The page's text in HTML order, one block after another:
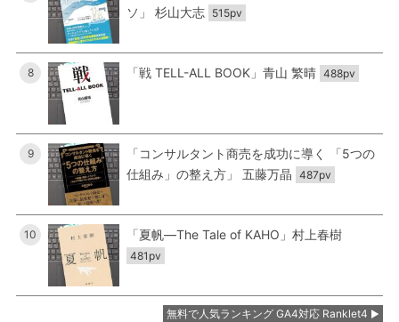
ソ」 杉山大志 515pv
8 「戦 TELL-ALL BOOK」青山 繁晴 488pv
9
「コンサルタント商売を成功に導く 「5つの
仕組み」の整え方」 五藤万晶 487pv
10 「夏帆―The Tale of KAHO」村上春樹
481pv
無料で人気ランキング GA4対応 Ranklet4